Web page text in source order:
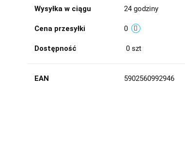
Wysyłka w ciągu 24 godziny
Cena przesyłki 0
Dostępność 0 szt
EAN 5902560992946